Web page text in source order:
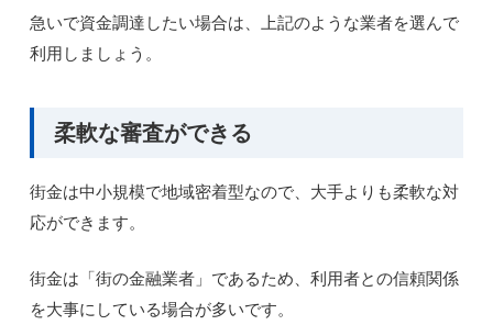
急いで資金調達したい場合は、上記のような業者を選んで
利用しましょう。
柔軟な審査ができる
街金は中小規模で地域密着型なので、大手よりも柔軟な対
応ができます。
街金は「街の金融業者」であるため、利用者との信頼関係
を大事にしている場合が多いです。